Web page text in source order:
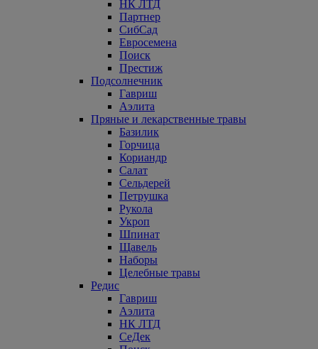
НК ЛТД
Партнер
СибСад
Евросемена
Поиск
Престиж
Подсолнечник
Гавриш
Аэлита
Пряные и лекарственные травы
Базилик
Горчица
Кориандр
Салат
Сельдерей
Петрушка
Рукола
Укроп
Шпинат
Щавель
Наборы
Целебные травы
Редис
Гавриш
Аэлита
НК ЛТД
СеДек